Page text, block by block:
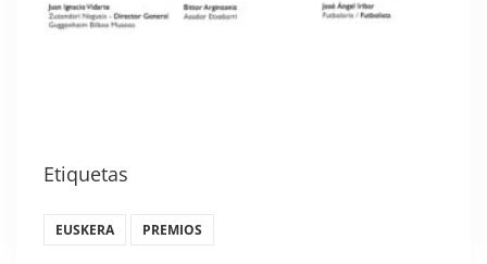
Etiquetas
EUSKERA PREMIOS